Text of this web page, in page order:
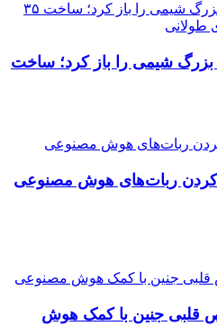
شیمی را باز کرد؛ ساخت
کردن ربات‌های هوش مصنوعی
قلبی جنین با کمک هوش